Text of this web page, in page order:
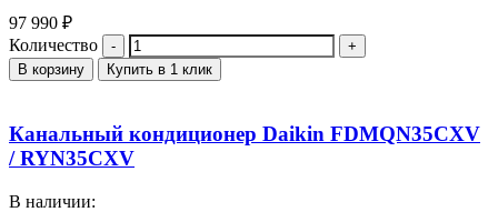
97 990 ₽
Количество
В корзину Купить в 1 клик
Канальный кондиционер Daikin FDMQN35CXV
/ RYN35CXV
В наличии: